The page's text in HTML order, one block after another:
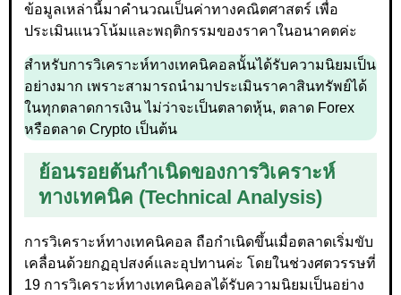
ข้อมูลเหล่านี้มาคำนวณเป็นค่าทางคณิตศาสตร์ เพื่อ
ประเมินแนวโน้มและพฤติกรรมของราคาในอนาคตค่ะ
สำหรับการวิเคราะห์ทางเทคนิคอลนั้นได้รับความนิยมเป็น
อย่างมาก เพราะสามารถนำมาประเมินราคาสินทรัพย์ได้
ในทุกตลาดการเงิน ไม่ว่าจะเป็นตลาดหุ้น, ตลาด Forex
หรือตลาด Crypto เป็นต้น
ย้อนรอยต้นกำเนิดของการวิเคราะห์
ทางเทคนิค (Technical Analysis)
การวิเคราะห์ทางเทคนิคอล ถือกำเนิดขึ้นเมื่อตลาดเริ่มขับ
เคลื่อนด้วยกฏอุปสงค์และอุปทานค่ะ โดยในช่วงศตวรรษที่
19 การวิเคราะห์ทางเทคนิคอลได้รับความนิยมเป็นอย่าง